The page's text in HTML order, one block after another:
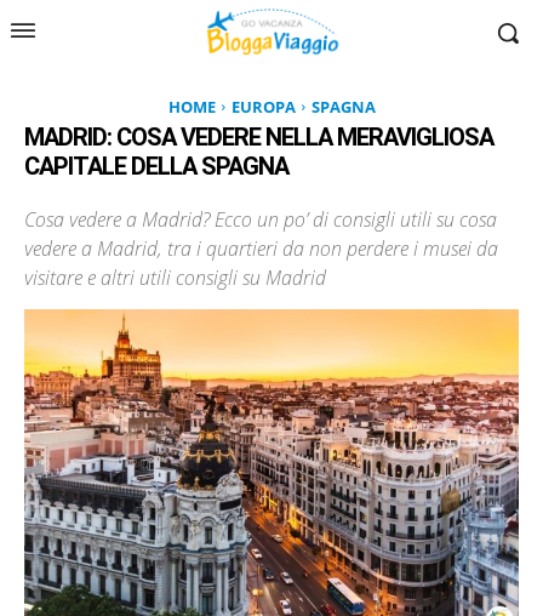
HOME EUROPA SPAGNA
MADRID: COSA VEDERE NELLA MERAVIGLIOSA
CAPITALE DELLA SPAGNA
Cosa vedere a Madrid? Ecco un po’ di consigli utili su cosa
vedere a Madrid, tra i quartieri da non perdere i musei da
visitare e altri utili consigli su Madrid